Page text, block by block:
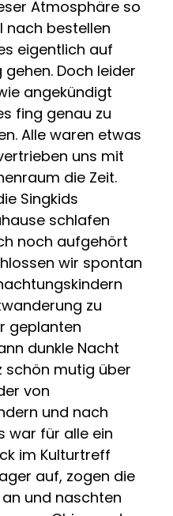
Atmosphäre so
nach bestellen
eigentlich auf
Doch leider
angekündigt
fing genau zu
Alle waren etwas
uns mit
die Zeit.
Singkids
schlafen
noch aufgehört
wir spontan
zu
geplanten
dunkle Nacht
schön mutig über
von
und nach
war für alle ein
im Kulturtreff
auf, zogen die
und naschten